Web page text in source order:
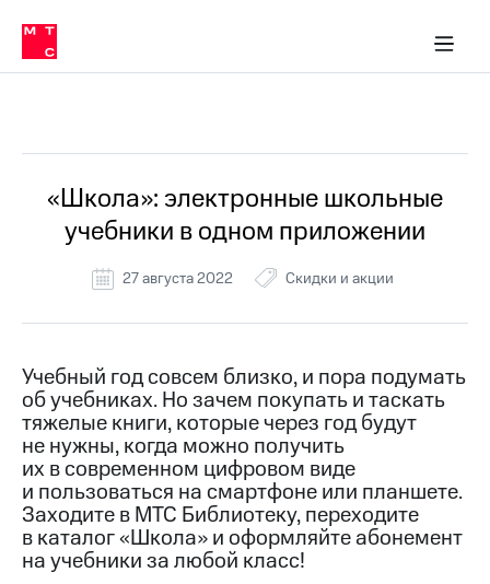
связь
Сервисы и подписки
30% на связь
кабинеты
Мобильная
и
Спутниковое
ТВ
МТС
Деньги
номер
в МТС
Тарифы
Услуги
Роуминг
в МТС
Услуги
приложение
Мой
МТС
Акции
Скидка 30%
на связь
Тарифы
RED,
«Школа»: электронные школьные
учебники в одном приложении
27 августа 2022 Скидки и акции
Учебный год совсем близко, и пора подумать
об учебниках. Но зачем покупать и таскать
тяжелые книги, которые через год будут
не нужны, когда можно получить
их в современном цифровом виде
и пользоваться на смартфоне или планшете.
Заходите в МТС Библиотеку, переходите
в каталог «Школа» и оформляйте абонемент
на учебники за любой класс!